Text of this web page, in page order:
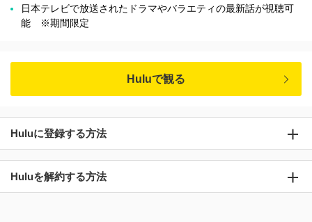
日本テレビで放送されたドラマやバラエティの最新話が視聴可
能 ※期間限定
Huluで観る
Huluに登録する方法
Huluを解約する方法